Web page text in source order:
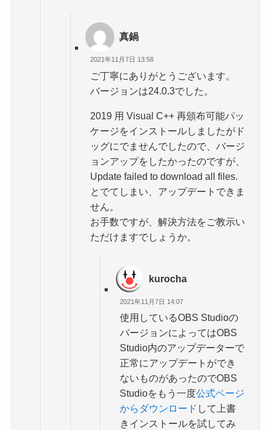
真鍋
2021年11月7日 13:58
ご丁寧にありがとうございます。
バージョンは24.0.3でした。
2019 用 Visual C++ 再頒布可能パッ
ケージをインストールしましたがド
ッグにでませんでしたので、バージ
ョンアップをしたかったのですが、
Update failed to download all files.
とでてしまい、アップデートできま
せん。
お手数ですが、解決方法をご教示い
ただけますでしょうか。
kurocha
2021年11月7日 14:07
使用しているOBS Studioの
バージョンによってはOBS
Studio内のアップデーターで
正常にアップデートができ
ないものがあったのでOBS
Studioをもう一度公式ページ
からダウンロード して上書
きインストールを試してみ